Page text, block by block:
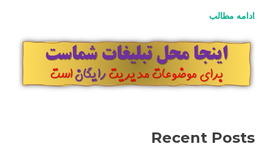
ادامه مطالب
Recent Posts